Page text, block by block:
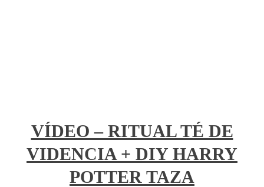
VÍDEO – RITUAL TÉ DE
VIDENCIA + DIY HARRY
POTTER TAZA